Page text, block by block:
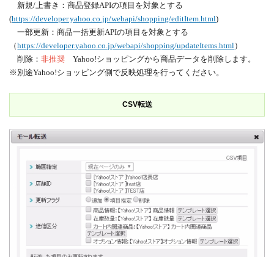
新規/上書き：商品登録APIの項目を対象とする
(https://developer.yahoo.co.jp/webapi/shopping/editItem.html)
一部更新：商品一括更新APIの項目を対象とする
（https://developer.yahoo.co.jp/webapi/shopping/updateItems.html）
削除：非推奨Yahoo!ショッピングから商品データを削除します。
※別途Yahoo!ショッピング側で反映処理を行ってください。
CSV転送